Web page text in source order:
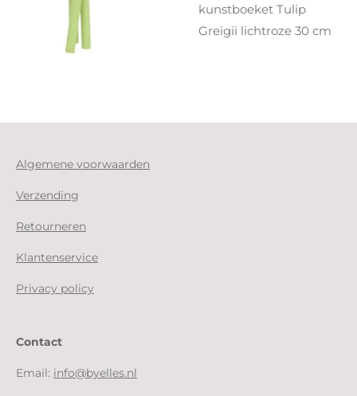
kunstboeket Tulip
Greigii lichtroze 30 cm
Algemene voorwaarden
Verzending
Retourneren
Klantenservice
Privacy policy
Contact
Email: info@byelles.nl